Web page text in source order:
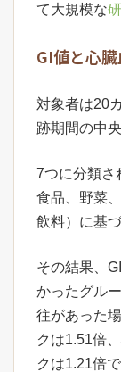
て大規模な
GI値と心
対象者は20
跡期間の中
7つに分類さ
食品、野菜
飲料）に基
その結果、
かったグル
往があった
クは1.51倍
クは1.21倍で